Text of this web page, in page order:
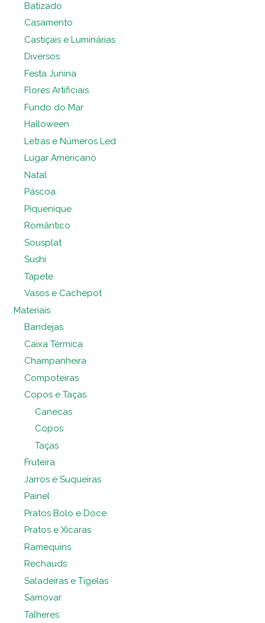
Batizado
Casamento
Castiçais e Luminárias
Diversos
Festa Junina
Flores Artificiais
Fundo do Mar
Halloween
Letras e Números Led
Lugar Americano
Natal
Páscoa
Piquenique
Romântico
Sousplat
Sushi
Tapete
Vasos e Cachepot
Materiais
Bandejas
Caixa Térmica
Champanheira
Compoteiras
Copos e Taças
Canecas
Copos
Taças
Fruteira
Jarros e Suqueiras
Painel
Pratos Bolo e Doce
Pratos e Xícaras
Ramequins
Rechauds
Saladeiras e Tigelas
Samovar
Talheres